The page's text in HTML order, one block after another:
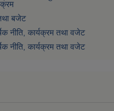
बजेट
नीति, कार्यक्रम तथा वजेट
नीति, कार्यक्रम तथा वजेट